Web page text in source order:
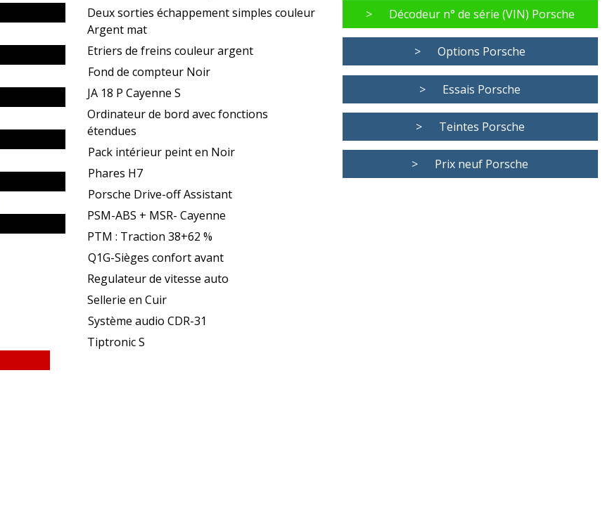
Deux sorties échappement simples couleur
Argent mat
Etriers de freins couleur argent
Fond de compteur Noir
JA 18 P Cayenne S
Ordinateur de bord avec fonctions
étendues
Pack intérieur peint en Noir
Phares H7
Porsche Drive-off Assistant
PSM-ABS + MSR- Cayenne
PTM : Traction 38+62 %
Q1G-Sièges confort avant
Regulateur de vitesse auto
Sellerie en Cuir
Système audio CDR-31
Tiptronic S
> Décodeur n° de série (VIN) Porsche
> Options Porsche
> Essais Porsche
> Teintes Porsche
> Prix neuf Porsche